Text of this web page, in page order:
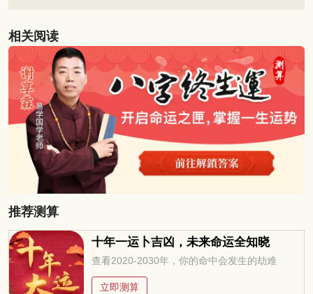
相关阅读
推荐测算
十年一运卜吉凶，未来命运全知晓
查看2020-2030年，你的命中会发生的劫难
立即测算